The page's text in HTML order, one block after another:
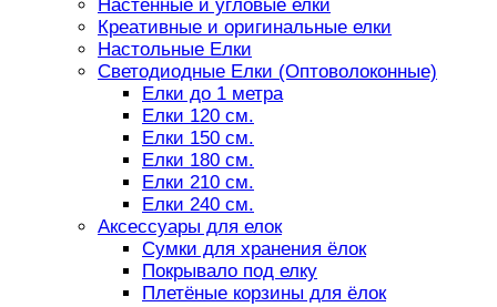
Настенные и угловые елки
Креативные и оригинальные елки
Настольные Елки
Светодиодные Елки (Оптоволоконные)
Елки до 1 метра
Елки 120 см.
Елки 150 см.
Елки 180 см.
Елки 210 см.
Елки 240 см.
Аксессуары для елок
Сумки для хранения ёлок
Покрывало под елку
Плетёные корзины для ёлок